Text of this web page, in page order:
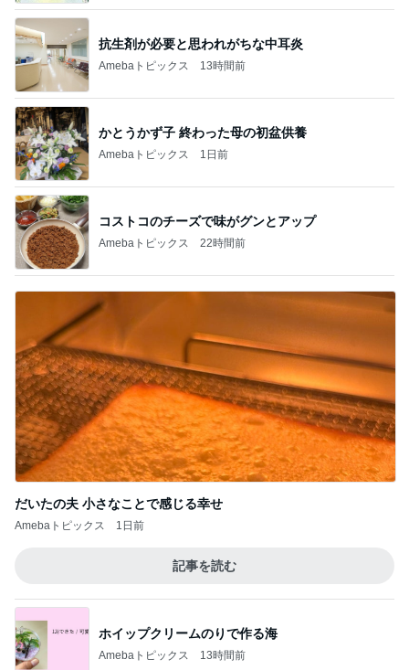
抗生剤が必要と思われがちな中耳炎
Amebaトピックス 13時間前
かとうかず子 終わった母の初盆供養
Amebaトピックス 1日前
コストコのチーズで味がグンとアップ
Amebaトピックス 22時間前
だいたの夫 小さなことで感じる幸せ
Amebaトピックス 1日前
記事を読む
ホイップクリームのりで作る海
Amebaトピックス 13時間前